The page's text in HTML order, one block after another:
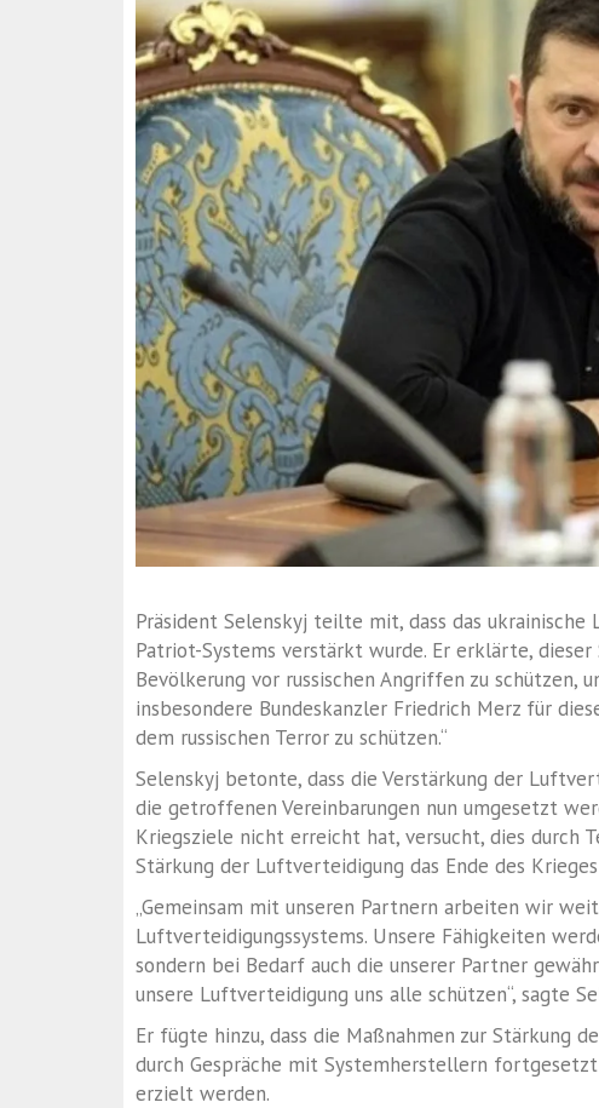
Präsident Selenskyj teilte mit, dass das
Patriot-Systems verstärkt wurde. Er erklärte,
Bevölkerung vor russischen Angriffen zu schützen,
insbesondere Bundeskanzler Friedrich Merz für
dem russischen Terror zu schützen.“
Selenskyj betonte, dass die Verstärkung der
die getroffenen Vereinbarungen nun umgesetzt
Kriegsziele nicht erreicht hat, versucht, dies durch
Stärkung der Luftverteidigung das Ende des
„Gemeinsam mit unseren Partnern arbeiten wir
Luftverteidigungssystems. Unsere Fähigkeiten
sondern bei Bedarf auch die unserer Partner
unsere Luftverteidigung uns alle schützen“, sagte
Er fügte hinzu, dass die Maßnahmen zur Stärkung
durch Gespräche mit Systemherstellern
erzielt werden.